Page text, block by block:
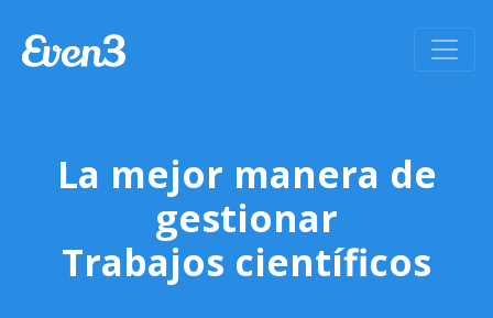
La mejor manera de
gestionar
Trabajos científicos